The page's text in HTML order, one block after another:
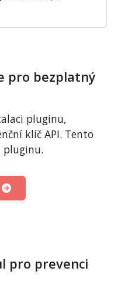
pro bezplatný
pluginu,
klíč API. Tento
pluginu.
pro prevenci